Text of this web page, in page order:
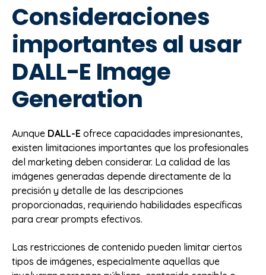
Consideraciones
importantes al usar
DALL-E Image
Generation
Aunque DALL-E ofrece capacidades impresionantes,
existen limitaciones importantes que los profesionales
del marketing deben considerar. La calidad de las
imágenes generadas depende directamente de la
precisión y detalle de las descripciones
proporcionadas, requiriendo habilidades específicas
para crear prompts efectivos.
Las restricciones de contenido pueden limitar ciertos
tipos de imágenes, especialmente aquellas que